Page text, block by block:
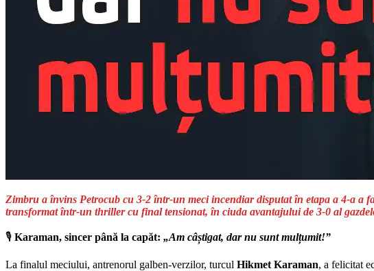
Zimbru a învins Petrocub cu 3-2 într-un meci incendiar disputat în etapa a 4-a a
transformat într-un thriller cu final tensionat, în ciuda avantajului de 3-0 al
🎙️ Karaman, sincer până la capăt: „Am câștigat, dar nu sunt mulțumit!”
La finalul meciului, antrenorul galben-verzilor, turcul Hikmet Karaman, a felicitat